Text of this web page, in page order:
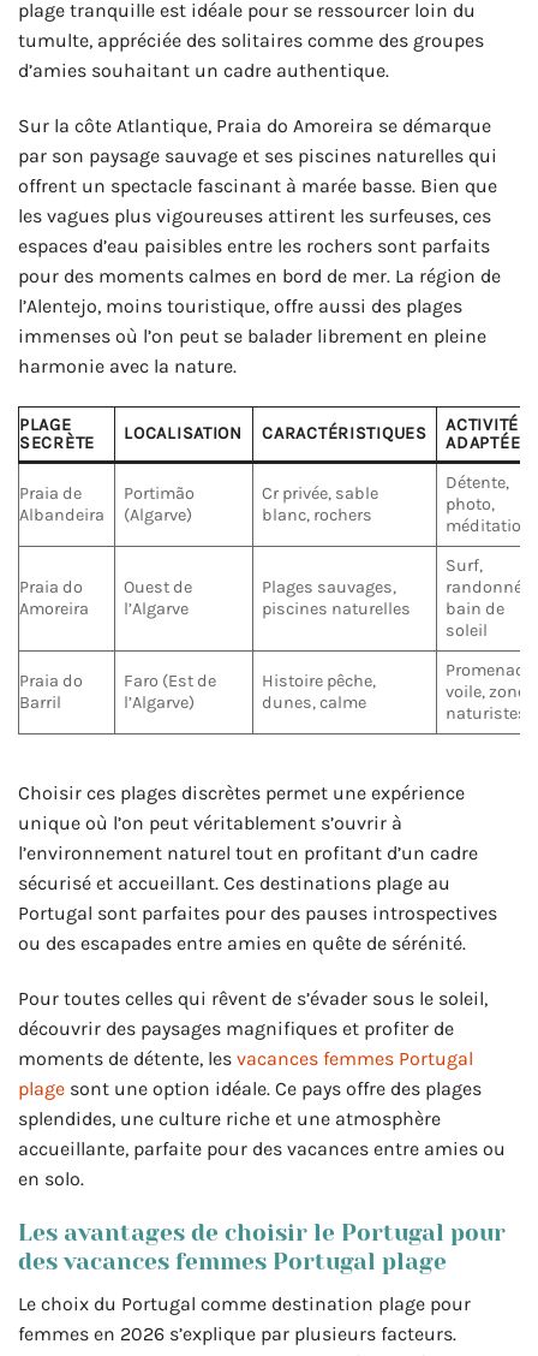
plage tranquille est idéale pour se ressourcer loin du
tumulte, appréciée des solitaires comme des groupes
d’amies souhaitant un cadre authentique.
Sur la côte Atlantique, Praia do Amoreira se démarque
par son paysage sauvage et ses piscines naturelles qui
offrent un spectacle fascinant à marée basse. Bien que
les vagues plus vigoureuses attirent les surfeuses, ces
espaces d’eau paisibles entre les rochers sont parfaits
pour des moments calmes en bord de mer. La région de
l’Alentejo, moins touristique, offre aussi des plages
immenses où l’on peut se balader librement en pleine
harmonie avec la nature.
PLAGE
SECRÈTE
LOCALISATION CARACTÉRISTIQUES
ACTIVITÉS
ADAPTÉES
Praia de
Albandeira
Portimão
(Algarve)
Cr privée, sable
blanc, rochers
Détente,
photo,
méditation
Praia do
Amoreira
Ouest de
l’Algarve
Plages sauvages,
piscines naturelles
Surf,
randonnée,
bain de
soleil
Praia do
Barril
Faro (Est de
l’Algarve)
Histoire pêche,
dunes, calme
voile, zones
naturistes
Choisir ces plages discrètes permet une expérience
unique où l’on peut véritablement s’ouvrir à
l’environnement naturel tout en profitant d’un cadre
sécurisé et accueillant. Ces destinations plage au
Portugal sont parfaites pour des pauses introspectives
ou des escapades entre amies en quête de sérénité.
Pour toutes celles qui rêvent de s’évader sous le soleil,
découvrir des paysages magnifiques et profiter de
moments de détente, les vacances femmes Portugal
plage sont une option idéale. Ce pays offre des plages
splendides, une culture riche et une atmosphère
accueillante, parfaite pour des vacances entre amies ou
en solo.
Les avantages de choisir le Portugal pour
des vacances femmes Portugal plage
Le choix du Portugal comme destination plage pour
femmes en 2026 s’explique par plusieurs facteurs.